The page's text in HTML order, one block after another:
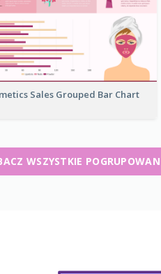
Sales Grouped Bar Chart
WSZYSTKIE